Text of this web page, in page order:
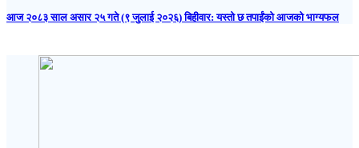
आज २०८३ साल असार २५ गते (९ जुलाई २०२६) बिहीवार: यस्तो छ तपाईंको आजको भाग्यफल